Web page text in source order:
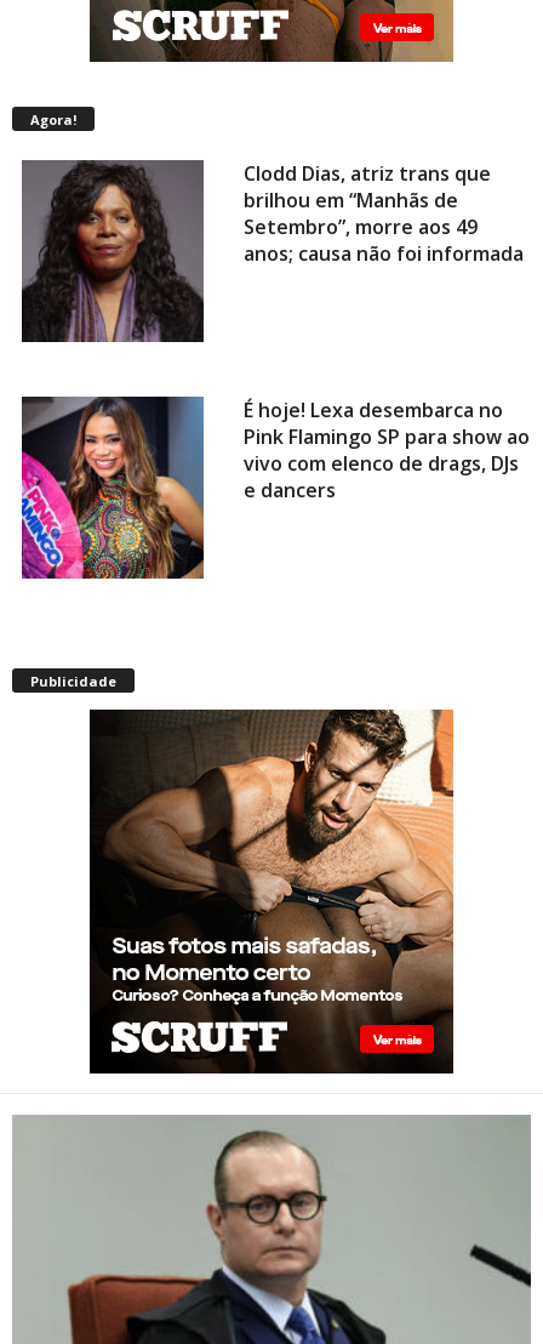
Agora!
Clodd Dias, atriz trans que
brilhou em “Manhãs de
Setembro”, morre aos 49
anos; causa não foi informada
É hoje! Lexa desembarca no
Pink Flamingo SP para show ao
vivo com elenco de drags, DJs
e dancers
superior à real, aponta
relatório internacional
Gay de 62 anos relembra
quando, aos 15, foi garoto de
programa por quatro meses
sem saber: “Idiotice da minha
parte”
STF: Ministro Cristiano Zanin
vota para derrubar lei que
proíbe atletas transgênero
em competições de Londrina
Publicidade